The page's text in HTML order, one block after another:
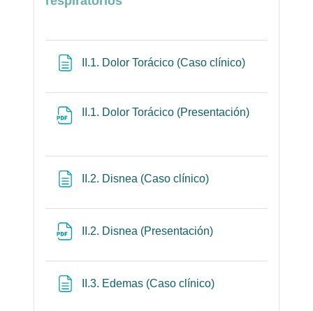
II.1. Dolor Torácico (Caso clínico)Página
II.1. Dolor Torácico (Presentación)Archivo
II.2. Disnea (Caso clínico)Página
II.2. Disnea (Presentación)
II.3. Edemas (Caso clínico)Página